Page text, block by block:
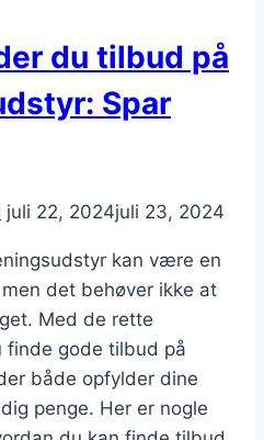
du tilbud på
Spar
juli 22, 2024juli 23, 2024
kan være en
det behøver ikke at
Med de rette
finde gode tilbud på
både opfylder dine
penge. Her er nogle